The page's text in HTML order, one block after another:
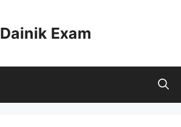
Dainik Exam